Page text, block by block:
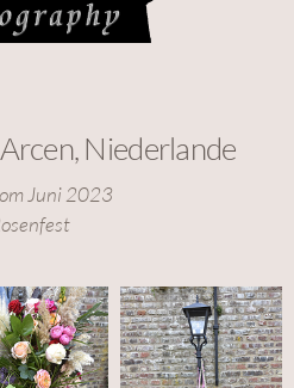
Niederlande
Juni 2023